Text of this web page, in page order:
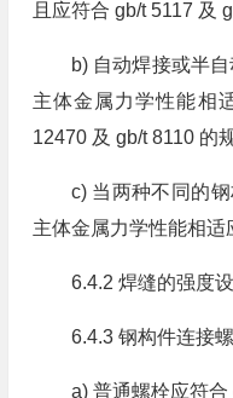
且应符合 gb/t 5117 及
b) 自动焊接或半
主体金属力学性能相
12470 及 gb/t 8110 的
c) 当两种不同的
主体金属力学性能相适
6.4.2 焊缝的强度
6.4.3 钢构件连接
a) 普通螺栓应符